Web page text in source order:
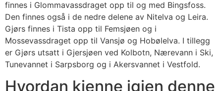
finnes i Glommavassdraget opp til og med Bingsfoss.
Den finnes også i de nedre delene av Nitelva og Leira.
Gjørs finnes i Tista opp til Femsjøen og i
Mossevassdraget opp til Vansjø og Hobølelva. I tillegg
er Gjørs utsatt i Gjersjøen ved Kolbotn, Nærevann i Ski,
Tunevannet i Sarpsborg og i Akersvannet i Vestfold.
Hvordan kjenne igjen denne